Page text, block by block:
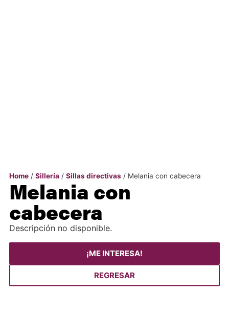
Home/ Sillería / Sillas directivas / Melania con cabecera
Melania con
cabecera
Descripción no disponible.
¡ME INTERESA!
REGRESAR